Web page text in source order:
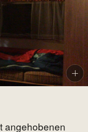
angehobenen